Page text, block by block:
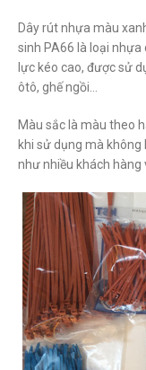
Dây rút nhựa màu
sinh PA66 là loại nhựa
lực kéo cao, được sử
ôtô, ghế ngồi…
Màu sắc là màu theo
khi sử dụng mà
như nhiều khách hàng